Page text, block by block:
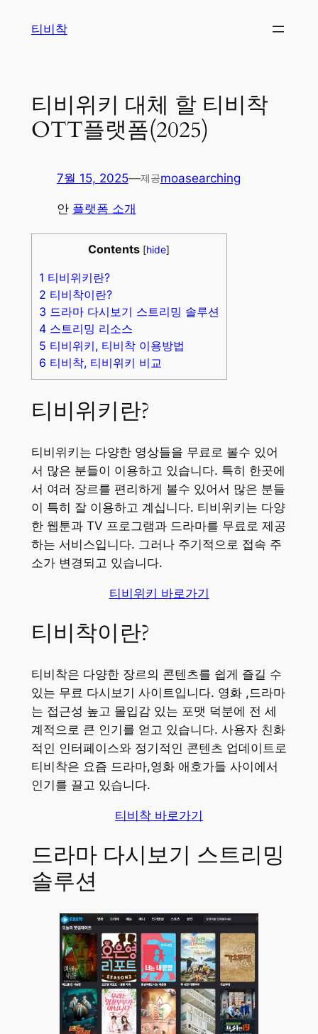
티비착
티비위키 대체 할 티비착
OTT플랫폼(2025)
7월 15, 2025—제공moasearching
안 플랫폼 소개
Contents [hide]
1 티비위키란?
2 티비착이란?
3 드라마 다시보기 스트리밍 솔루션
4스트리밍 리소스
5 티비위키, 티비착 이용방법
6 티비착, 티비위키 비교
티비위키란?
티비위키는 다양한 영상들을 무료로 볼수 있어
서 많은 분들이 이용하고 있습니다. 특히 한곳에
서 여러 장르를 편리하게 볼수 있어서 많은 분들
이 특히 잘 이용하고 계십니다. 티비위키는 다양
한 웹툰과 TV 프로그램과 드라마를 무료로 제공
하는 서비스입니다. 그러나 주기적으로 접속 주
소가 변경되고 있습니다.
티비위키 바로가기
티비착이란?
티비착은 다양한 장르의 콘텐츠를 쉽게 즐길 수
있는 무료 다시보기 사이트입니다. 영화 ,드라마
는 접근성 높고 몰입감 있는 포맷 덕분에 전 세
계적으로 큰 인기를 얻고 있습니다. 사용자 친화
적인 인터페이스와 정기적인 콘텐츠 업데이트로
티비착은 요즘 드라마,영화 애호가들 사이에서
인기를 끌고 있습니다.
티비착 바로가기
드라마 다시보기 스트리밍
솔루션